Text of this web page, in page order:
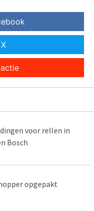
voor rellen in
Bosch
opgepakt